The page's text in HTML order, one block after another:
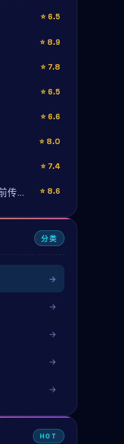
⭐ 6.5
⭐ 8.9
⭐ 7.8
⭐ 6.5
⭐ 6.6
⭐ 8.0
⭐ 7.4
24 小时野外挑战（前传特辑） ⭐ 8.6
分类
HOT